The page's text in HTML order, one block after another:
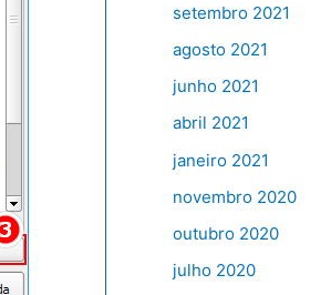
setembro 2021
agosto 2021
junho 2021
abril 2021
janeiro 2021
novembro 2020
outubro 2020
julho 2020